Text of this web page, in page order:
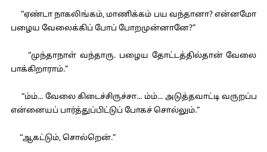
“ஏண்டா நாகலிங்கம், மாணிக்கம் பய வந்தானா? என்னமோ
பழைய வேலைக்கிப் போப் போறமுன்னானே?”
“முந்தாநாள் வந்தாரு. பழைய தோட்டத்தில்தான் வேலை
பாக்கிறாராம்.”
“ம்ம்... வேலை கிடைச்சிருச்சா... ம்ம்... அடுத்தவாட்டி வருறப்ப
என்னையப் பார்த்துப்பிட்டுப் போகச் சொல்லும்.”
“ஆகட்டும், சொல்றென்.”